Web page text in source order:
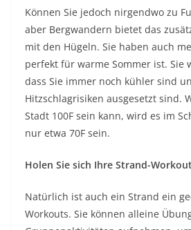
Können Sie jedoch nirgendwo zu
aber Bergwandern bietet das
mit den Hügeln. Sie haben auch
perfekt für warme Sommer ist. Sie
dass Sie immer noch kühler sind
Hitzschlagrisiken ausgesetzt sind.
Stadt 100F sein kann, wird es im
nur etwa 70F sein.
Holen Sie sich Ihre Strand-
Natürlich ist auch ein Strand ein
Workouts. Sie können alleine